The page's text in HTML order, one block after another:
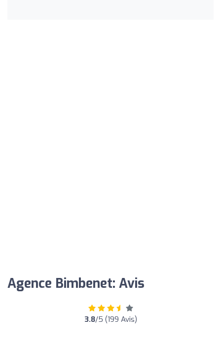
Agence Bimbenet: Avis
3.8/5 (199 Avis)